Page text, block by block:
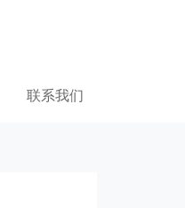
联系我们